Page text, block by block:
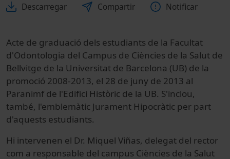
Descarregar Compartir Notificar
Acte de graduació dels estudiants de la Facultat
d'Odontologia del Campus de Ciències de la Salut de
Bellvitge de la Universitat de Barcelona (UB) de la
promoció 2008-2013, el 28 de juny de 2013 al
Paranimf de l'Edifici Històric de la UB. S'inclou,
també, l'emblemàtic Jurament Hipocràtic per part
d'aquests estudiants.
Hi intervenen el Dr. Miquel Viñas, delegat del rector
com a responsable del campus Ciències de la Salut